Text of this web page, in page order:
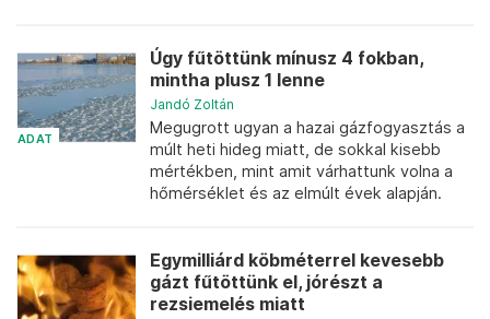
ADAT
Úgy fűtöttünk mínusz 4 fokban,
mintha plusz 1 lenne
Jandó Zoltán
Megugrott ugyan a hazai gázfogyasztás a
múlt heti hideg miatt, de sokkal kisebb
mértékben, mint amit várhattunk volna a
hőmérséklet és az elmúlt évek alapján.
Egymilliárd köbméterrel kevesebb
gázt fűtöttünk el, jórészt a
rezsiemelés miatt